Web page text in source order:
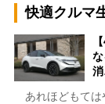
快適クルマ
あれほどもては